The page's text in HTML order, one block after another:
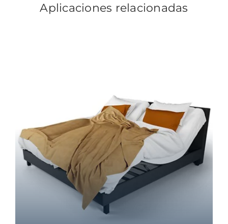
Aplicaciones relacionadas